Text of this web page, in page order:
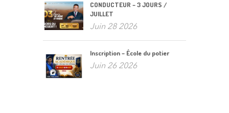
CONDUCTEUR – 3 JOURS /
JUILLET
Juin 28 2026
Inscription – École du potier
Juin 26 2026